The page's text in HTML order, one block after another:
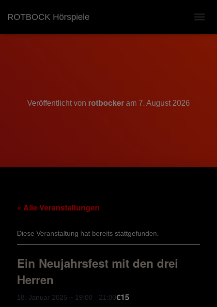
ROTBOCK Hörspiele
A
Veröffentlicht von rotbocker am 7. August 2026
« Alle Veranstaltungen
Diese Veranstaltung hat bereits stattgefunden.
Ein Neujahrsfest mit den drei
Herren
18. Januar 2025 ~ 19:00 - 21:00€15